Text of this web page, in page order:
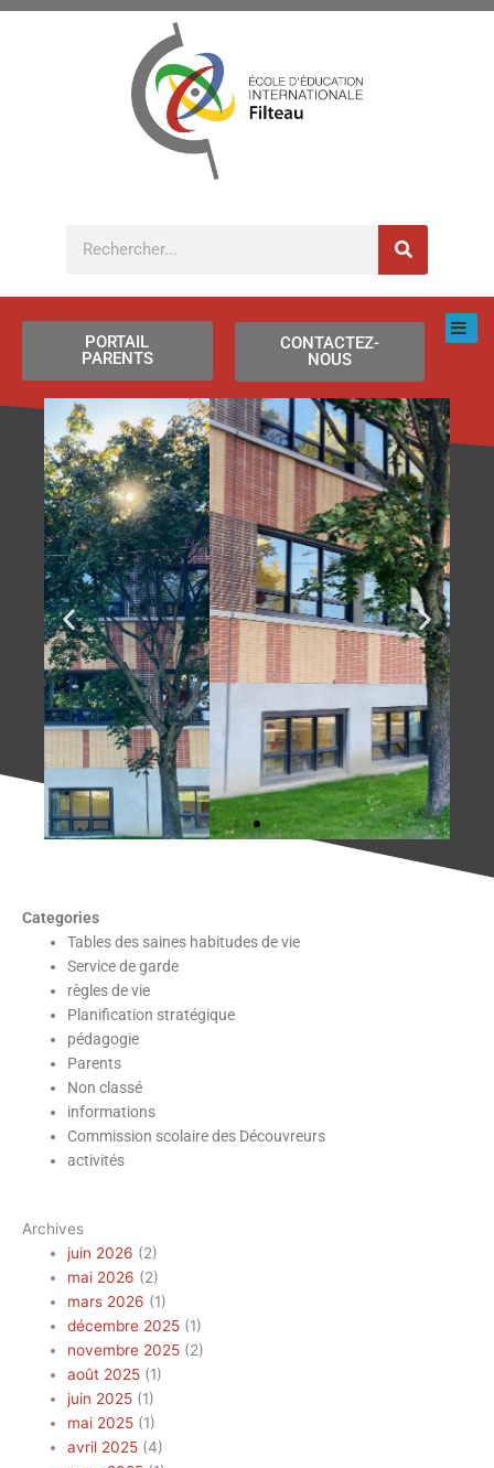
Aller
PORTAIL
PARENTS
CONTACTEZ-
NOUS
Categories
Tables des saines habitudes de vie
Service de garde
règles de vie
Planification stratégique
pédagogie
Parents
Non classé
informations
Commission scolaire des Découvreurs
activités
Archives
juin 2026 (2)
mai 2026 (2)
mars 2026 (1)
décembre 2025 (1)
novembre 2025 (2)
août 2025 (1)
juin 2025 (1)
mai 2025 (1)
avril 2025 (4)